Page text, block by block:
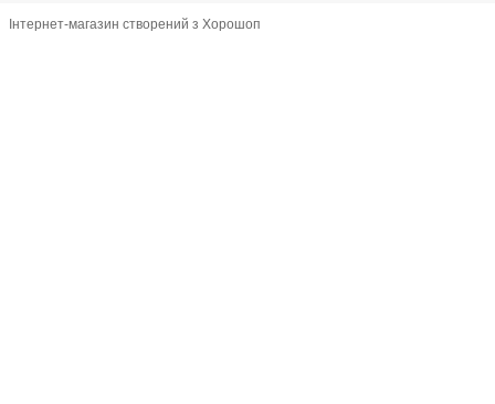
Інтернет-магазин створений з Хорошоп